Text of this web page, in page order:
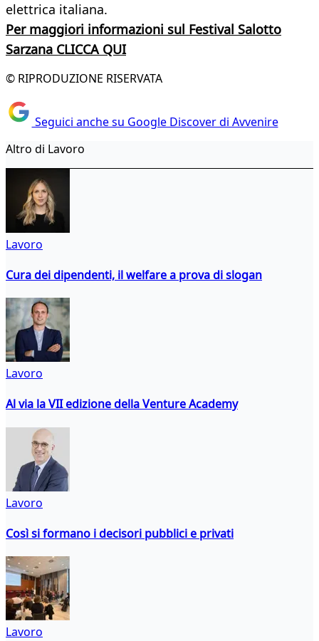
elettrica italiana.
Per maggiori informazioni sul Festival Salotto
Sarzana CLICCA QUI
© RIPRODUZIONE RISERVATA
Seguici anche su Google Discover di Avvenire
Altro di Lavoro
Lavoro
Cura dei dipendenti, il welfare a prova di slogan
Lavoro
Al via la VII edizione della Venture Academy
Lavoro
Così si formano i decisori pubblici e privati
Lavoro